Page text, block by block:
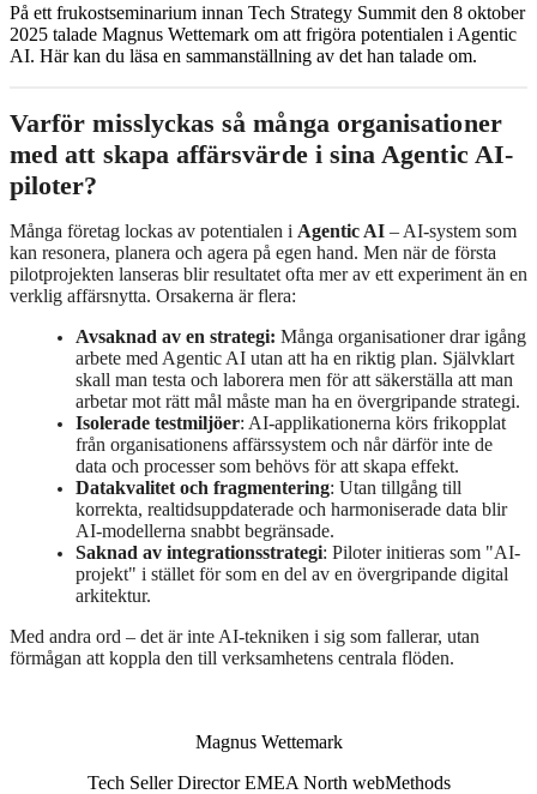
På ett frukostseminarium innan Tech Strategy Summit den 8 oktober
2025 talade Magnus Wettemark om att frigöra potentialen i Agentic
AI. Här kan du läsa en sammanställning av det han talade om.
Varför misslyckas så många organisationer
med att skapa affärsvärde i sina Agentic AI-
piloter?
Många företag lockas av potentialen i Agentic AI – AI-system som
kan resonera, planera och agera på egen hand. Men när de första
pilotprojekten lanseras blir resultatet ofta mer av ett experiment än en
verklig affärsnytta. Orsakerna är flera:
Avsaknad av en strategi: Många organisationer drar igång
arbete med Agentic AI utan att ha en riktig plan. Självklart
skall man testa och laborera men för att säkerställa att man
arbetar mot rätt mål måste man ha en övergripande strategi.
Isolerade testmiljöer: AI-applikationerna körs frikopplat
från organisationens affärssystem och når därför inte de
data och processer som behövs för att skapa effekt.
Datakvalitet och fragmentering: Utan tillgång till
korrekta, realtidsuppdaterade och harmoniserade data blir
AI-modellerna snabbt begränsade.
Saknad av integrationsstrategi: Piloter initieras som "AI-
projekt" i stället för som en del av en övergripande digital
arkitektur.
Med andra ord – det är inte AI-tekniken i sig som fallerar, utan
förmågan att koppla den till verksamhetens centrala flöden.
Magnus Wettemark
Tech Seller Director EMEA North webMethods